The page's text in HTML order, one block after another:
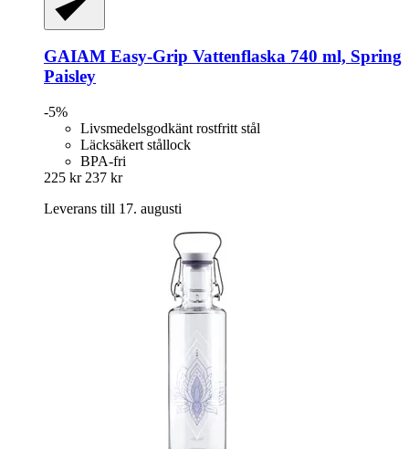
GAIAM Easy-​Grip Vattenflaska 740 ml, Spring
Paisley
-5%
Livsmedelsgodkänt rostfritt stål
Läcksäkert stållock
BPA-fri
225 kr 237 kr
Leverans till 17. augusti